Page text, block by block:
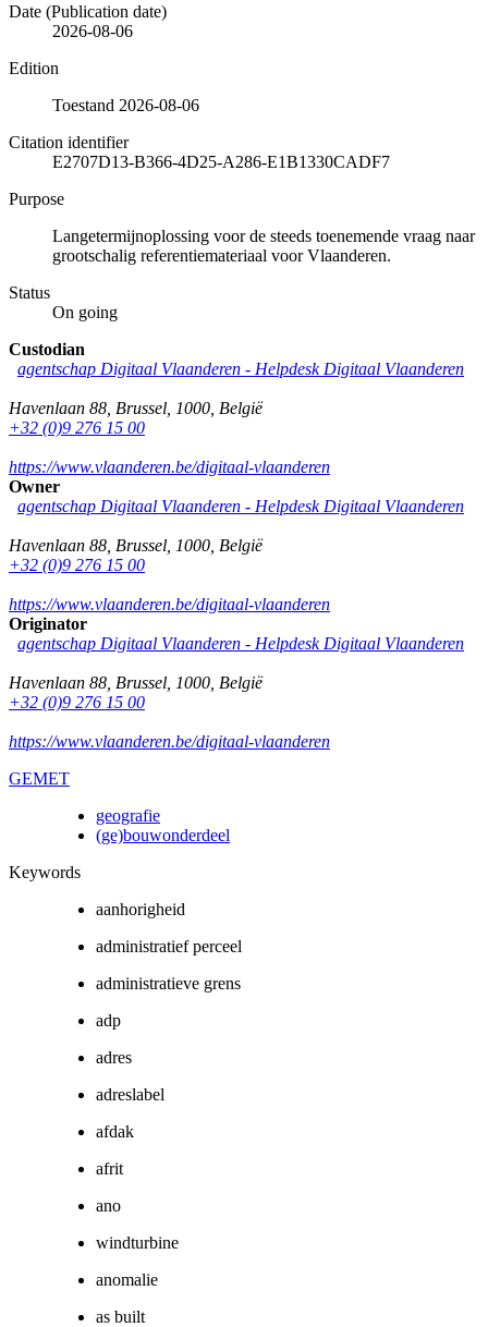
Date (Publication date)
2026-08-06
Edition
Toestand 2026-08-06
Citation identifier
E2707D13-B366-4D25-A286-E1B1330CADF7
Purpose
Langetermijnoplossing voor de steeds toenemende vraag naar
grootschalig referentiemateriaal voor Vlaanderen.
Status
On going
Custodian
agentschap Digitaal Vlaanderen - Helpdesk Digitaal Vlaanderen
Havenlaan 88 Brussel 1000 België
+32 (0)9 276 15 00
https://www.vlaanderen.be/digitaal-vlaanderen
Owner
agentschap Digitaal Vlaanderen - Helpdesk Digitaal Vlaanderen
Havenlaan 88 Brussel 1000 België
+32 (0)9 276 15 00
https://www.vlaanderen.be/digitaal-vlaanderen
Originator
agentschap Digitaal Vlaanderen - Helpdesk Digitaal Vlaanderen
Havenlaan 88 Brussel 1000 België
+32 (0)9 276 15 00
https://www.vlaanderen.be/digitaal-vlaanderen
GEMET
geografie
(ge)bouwonderdeel
Keywords
aanhorigheid
administratief perceel
administratieve grens
adp
adres
adreslabel
afdak
afrit
ano
windturbine
anomalie
as built